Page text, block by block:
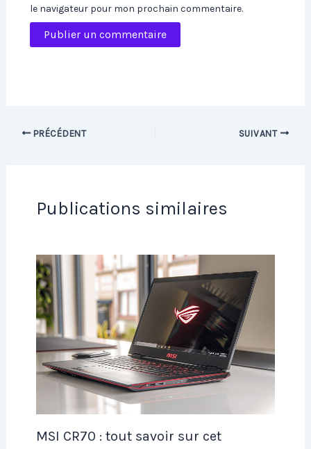
le navigateur pour mon prochain commentaire.
PRÉCÉDENT SUIVANT
Publications similaires
MSI CR70 : tout savoir sur cet